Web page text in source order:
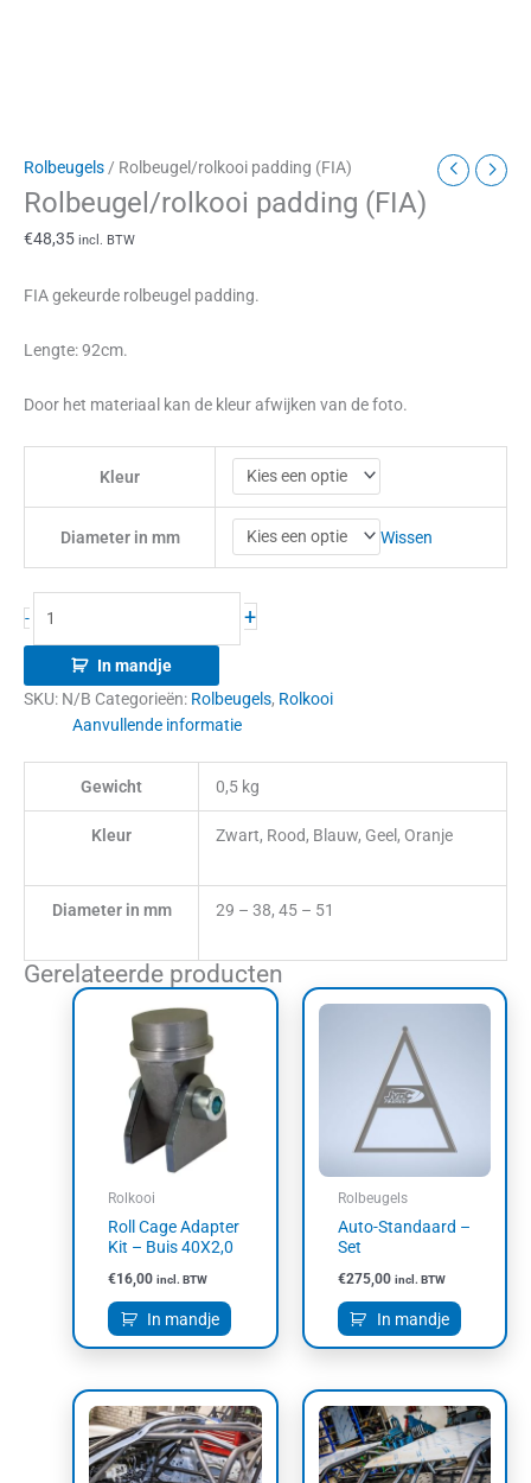
Rolbeugels/ Rolbeugel/rolkooi padding (FIA)
Rolbeugel/rolkooi padding (FIA)
€48,35 incl. BTW
FIA gekeurde rolbeugel padding.
Lengte: 92cm.
Door het materiaal kan de kleur afwijken van de foto.
Kleur
Diameter in mm Wissen
- +
In mandje
SKU: N/B Categorieën: Rolbeugels, Rolkooi
Aanvullende informatie
Gewicht 0,5 kg
Kleur Zwart, Rood, Blauw, Geel, Oranje
Diameter in mm 29 – 38, 45 – 51
Gerelateerde producten
Rolkooi
Roll Cage Adapter
Kit – Buis 40X2,0
€16,00 incl. BTW
In mandje
Rolbeugels
Auto-Standaard –
Set
€275,00 incl. BTW
In mandje